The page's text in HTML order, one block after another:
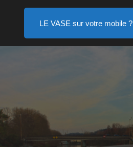
LE VASE sur votre mobile ?